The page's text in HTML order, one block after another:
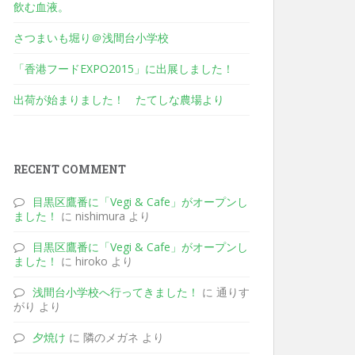
飲む血液。
さつまいも堀り＠浅間台小学校
「香港フードEXPO2015」に出展しました！
出荷が始まりました！ たてしな農場より
RECENT COMMENT
目黒区鷹番に「Vegi & Cafe」がオープンし
ました！ に nishimura より
目黒区鷹番に「Vegi & Cafe」がオープンし
ました！ に hiroko より
浅間台小学校へ行ってきました！ に 通りす
がり より
夕焼け に 隣のメガネ より